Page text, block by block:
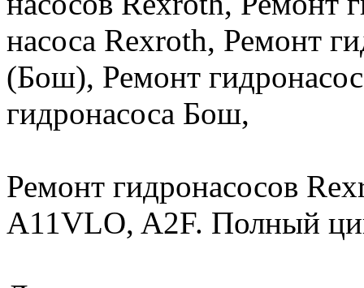
насоса Rexroth, Ремонт
(Бош), Ремонт
гидронасоса Бош,
Ремонт гидронасосов
A11VLO, A2F. Полный